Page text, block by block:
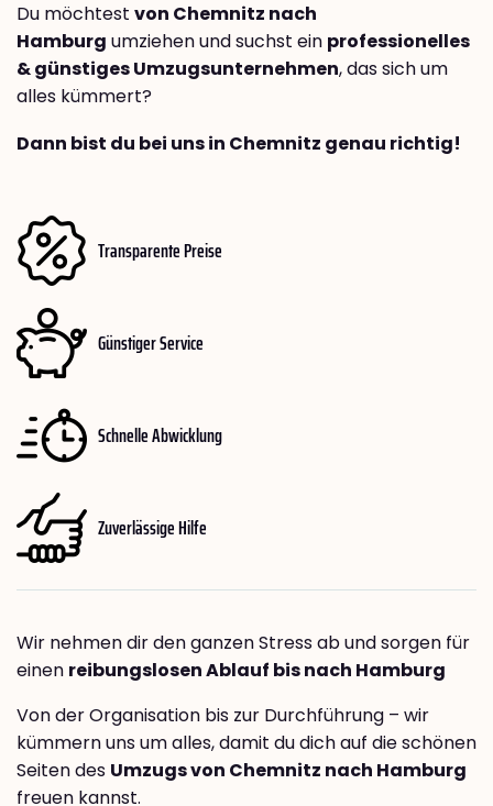
Du möchtest von Chemnitz nach
Hamburg umziehen und suchst ein professionelles
& günstiges Umzugsunternehmen, das sich um
alles kümmert?
Dann bist du bei uns in Chemnitz genau richtig!
Transparente Preise
Günstiger Service
Schnelle Abwicklung
Zuverlässige Hilfe
Wir nehmen dir den ganzen Stress ab und sorgen für
einen reibungslosen Ablauf bis nach Hamburg
Von der Organisation bis zur Durchführung – wir
kümmern uns um alles, damit du dich auf die schönen
Seiten des Umzugs von Chemnitz nach Hamburg
freuen kannst.